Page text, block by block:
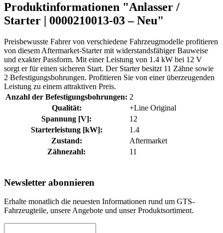
Produktinformationen "Anlasser /
Starter | 0000210013-03 – Neu"
Preisbewusste Fahrer von verschiedene Fahrzeugmodelle profitieren
von diesem Aftermarket-Starter mit widerstandsfähiger Bauweise
und exakter Passform. Mit einer Leistung von 1.4 kW bei 12 V
sorgt er für einen sicheren Start. Der Starter besitzt 11 Zähne sowie
2 Befestigungsbohrungen. Profitieren Sie von einer überzeugenden
Leistung zu einem attraktiven Preis.
Anzahl der Befestigungsbohrungen: 2
Qualität:
+Line Original
Spannung [V]:
12
Starterleistung [kW]:
1.4
Zustand:
Aftermarket
Zähnezahl:
11
Newsletter abonnieren
Erhalte monatlich die neuesten Informationen rund um GTS-
Fahrzeugteile, unsere Angebote und unser Produktsortiment.